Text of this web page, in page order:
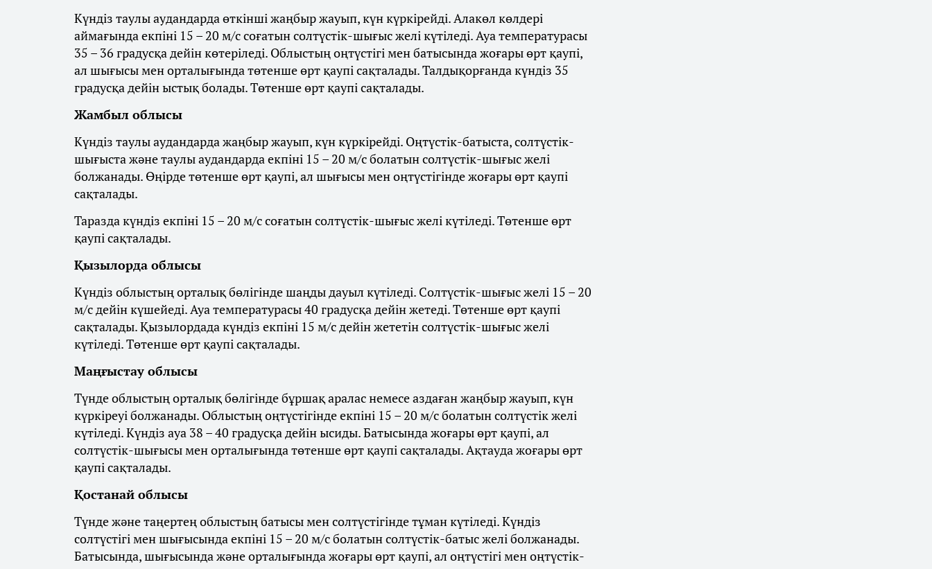
Күндіз таулы аудандарда өткінші жаңбыр жауып, күн күркірейді. Алакөл көлдері
аймағында екпіні 15 – 20 м/с соғатын солтүстік-шығыс желі күтіледі. Ауа температурасы
35 – 36 градусқа дейін көтеріледі. Облыстың оңтүстігі мен батысында жоғары өрт қаупі,
ал шығысы мен орталығында төтенше өрт қаупі сақталады. Талдықорғанда күндіз 35
градусқа дейін ыстық болады. Төтенше өрт қаупі сақталады.
Жамбыл облысы
Күндіз таулы аудандарда жаңбыр жауып, күн күркірейді. Оңтүстік-батыста, солтүстік-
шығыста және таулы аудандарда екпіні 15 – 20 м/с болатын солтүстік-шығыс желі
болжанады. Өңірде төтенше өрт қаупі, ал шығысы мен оңтүстігінде жоғары өрт қаупі
сақталады.
Таразда күндіз екпіні 15 – 20 м/с соғатын солтүстік-шығыс желі күтіледі. Төтенше өрт
қаупі сақталады.
Қызылорда облысы
Күндіз облыстың орталық бөлігінде шаңды дауыл күтіледі. Солтүстік-шығыс желі 15 – 20
м/с дейін күшейеді. Ауа температурасы 40 градусқа дейін жетеді. Төтенше өрт қаупі
сақталады. Қызылордада күндіз екпіні 15 м/с дейін жететін солтүстік-шығыс желі
күтіледі. Төтенше өрт қаупі сақталады.
Маңғыстау облысы
Түнде облыстың орталық бөлігінде бұршақ аралас немесе аздаған жаңбыр жауып, күн
күркіреуі болжанады. Облыстың оңтүстігінде екпіні 15 – 20 м/с болатын солтүстік желі
күтіледі. Күндіз ауа 38 – 40 градусқа дейін ысиды. Батысында жоғары өрт қаупі, ал
солтүстік-шығысы мен орталығында төтенше өрт қаупі сақталады. Ақтауда жоғары өрт
қаупі сақталады.
Қостанай облысы
Түнде және таңертең облыстың батысы мен солтүстігінде тұман күтіледі. Күндіз
солтүстігі мен шығысында екпіні 15 – 20 м/с болатын солтүстік-батыс желі болжанады.
Батысында, шығысында және орталығында жоғары өрт қаупі, ал оңтүстігі мен оңтүстік-